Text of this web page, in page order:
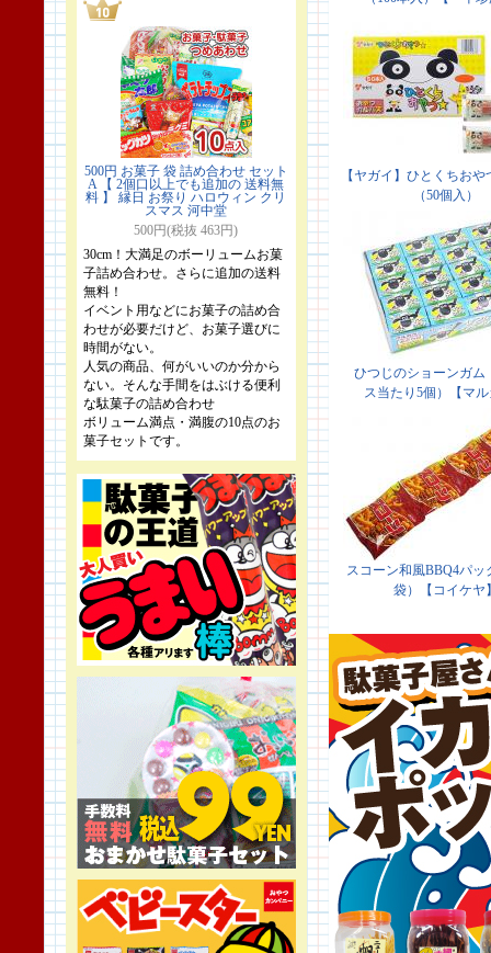
500円 お菓子 袋 詰め合わせ セット
A 【 2個口以上でも追加の 送料無
料 】 縁日 お祭り ハロウィン クリ
スマス 河中堂
500円(税抜 463円)
30cm！大満足のボーリュームお菓
子詰め合わせ。さらに追加の送料
無料！
イベント用などにお菓子の詰め合
わせが必要だけど、お菓子選びに
時間がない。
人気の商品、何がいいのか分から
ない。そんな手間をはぶける便利
な駄菓子の詰め合わせ
ボリューム満点・満腹の10点のお
菓子セットです。